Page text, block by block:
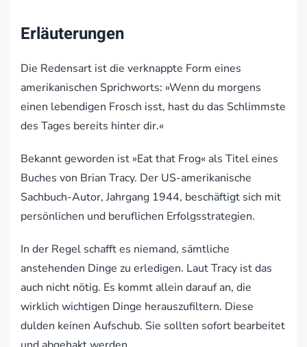
Erläuterungen
Die Redensart ist die verknappte Form eines
amerikanischen Sprichworts: »Wenn du morgens
einen lebendigen Frosch isst, hast du das Schlimmste
des Tages bereits hinter dir.«
Bekannt geworden ist »Eat that Frog« als Titel eines
Buches von Brian Tracy. Der US-amerikanische
Sachbuch-Autor, Jahrgang 1944, beschäftigt sich mit
persönlichen und beruflichen Erfolgsstrategien.
In der Regel schafft es niemand, sämtliche
anstehenden Dinge zu erledigen. Laut Tracy ist das
auch nicht nötig. Es kommt allein darauf an, die
wirklich wichtigen Dinge herauszufiltern. Diese
dulden keinen Aufschub. Sie sollten sofort bearbeitet